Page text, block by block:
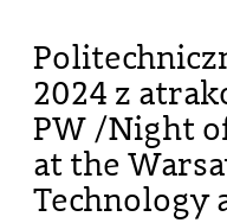
2024 z
PW /Night
at the
Technology